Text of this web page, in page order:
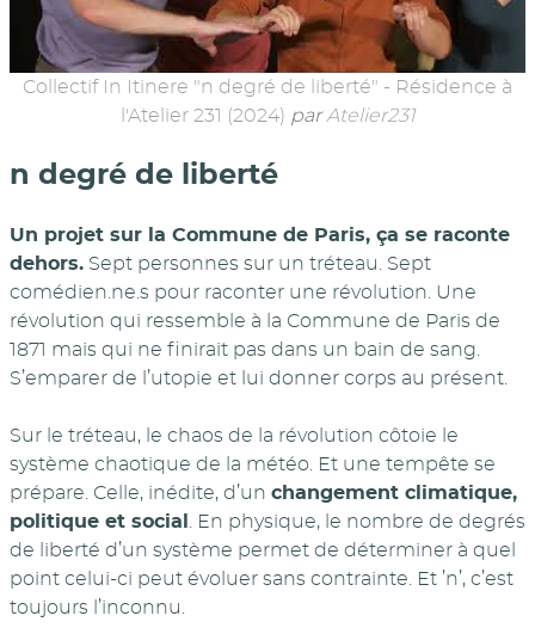
Collectif In Itinere "n degré de liberté" - Résidence à
l'Atelier 231 (2024) parAtelier231
n degré de liberté
Un projet sur la Commune de Paris, ça se raconte
dehors. Sept personnes sur un tréteau. Sept
comédien.ne.s pour raconter une révolution. Une
révolution qui ressemble à la Commune de Paris de
1871 mais qui ne finirait pas dans un bain de sang.
S’emparer de l’utopie et lui donner corps au présent.
Sur le tréteau, le chaos de la révolution côtoie le
système chaotique de la météo. Et une tempête se
prépare. Celle, inédite, d’un changement climatique,
politique et social
. En physique, le nombre de degrés
de liberté d’un système permet de déterminer à quel
point celui-ci peut évoluer sans contrainte. Et ’n’, c’est
toujours l’inconnu.